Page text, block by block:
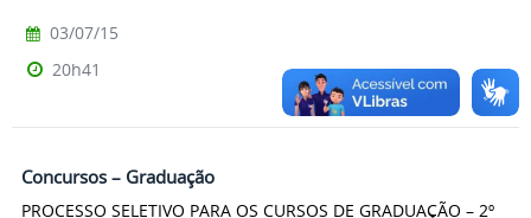
03/07/15
20h41
Concursos – Graduação
PROCESSO SELETIVO PARA OS CURSOS DE GRADUAÇÃO – 2º